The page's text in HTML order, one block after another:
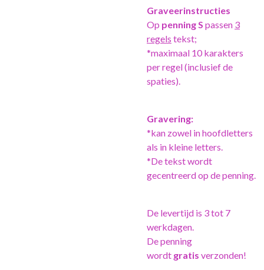
Graveerinstructies
Op penning S passen 3
regels tekst;
*maximaal 10 karakters
per regel (inclusief de
spaties).
Gravering:
*kan zowel in hoofdletters
als in kleine letters.
*De tekst wordt
gecentreerd op de penning.
De levertijd is 3 tot 7
werkdagen.
De penning
wordt gratis verzonden!